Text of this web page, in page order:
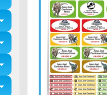
EXPAND CHILD
EXPAND CHILD
EXPAND CHILD
EXPAND CHILD